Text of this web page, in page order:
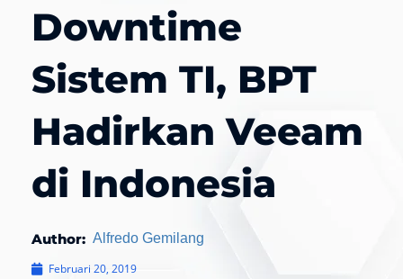
Downtime
Sistem TI, BPT
Hadirkan Veeam
di Indonesia
Author: Alfredo Gemilang
Februari 20, 2019